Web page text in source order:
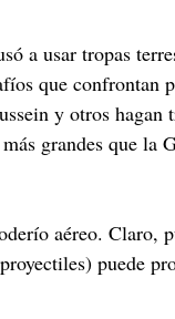
a usar tropas
que confrontan
y otros hagan
grandes que la
aéreo. Claro,
puede